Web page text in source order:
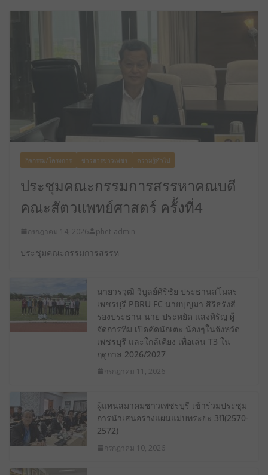
กิจกรรม/โครงการ ข่าวสารชาวเพชร ความรู้ทั่วไป
ประชุมคณะกรรมการสรรหาคณบดี
คณะสัตวแพทย์ศาสตร์ ครั้งที่4
กรกฎาคม 14, 2026 phet-admin
ประชุมคณะกรรมการสรรห
นายวรวุฒิ วิบูลย์ศิริชัย ประธานสโมสร
เพชรบุรี PBRU FC นายบุญมา สิริธรังสี
รองประธาน นาย ประหยัด แสงหิรัญ ผู้
จัดการทีม เปิดคัดนักเตะ น้องๆในจังหวัด
เพชรบุรี และใกล้เคียง เพื่อเล่น T3 ใน
ฤดูกาล 2026/2027
กรกฎาคม 11, 2026
ผู้แทนสมาคมชาวเพชรบุรี เข้าร่วมประชุม
การนําเสนอร่างแผนแม่บทระยะ 3ปี(2570-
2572)
กรกฎาคม 10, 2026